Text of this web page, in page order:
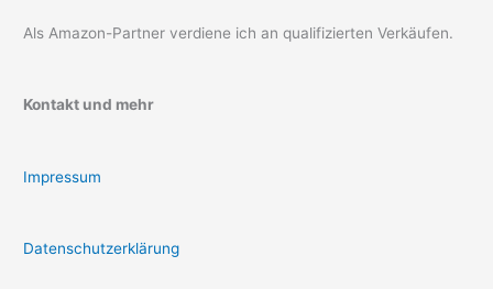
Als Amazon-Partner verdiene ich an qualifizierten Verkäufen.
Kontakt und mehr
Impressum
Datenschutzerklärung